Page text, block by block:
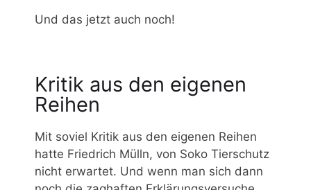
Und das jetzt auch noch!
Kritik aus den eigenen
Reihen
Mit soviel Kritik aus den eigenen Reihen
hatte Friedrich Mülln, von Soko Tierschutz
nicht erwartet. Und wenn man sich dann